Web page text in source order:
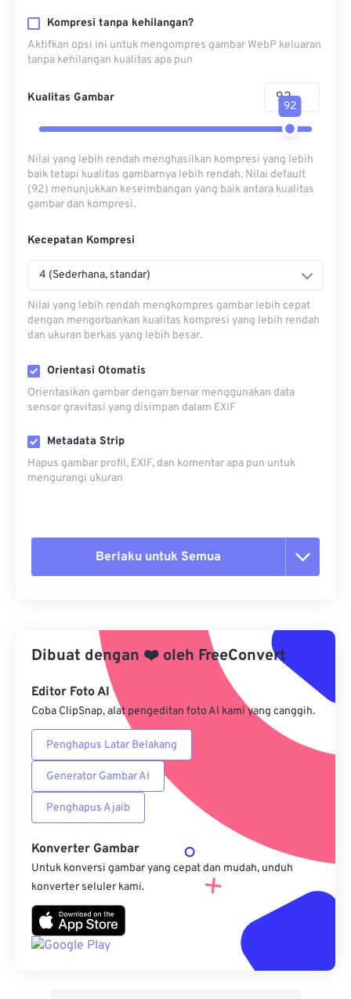
Kompresi tanpa kehilangan?
Aktifkan opsi ini untuk mengompres gambar WebP keluaran
tanpa kehilangan kualitas apa pun
Kualitas Gambar
92
Nilai yang lebih rendah menghasilkan kompresi yang lebih
baik tetapi kualitas gambarnya lebih rendah. Nilai default
(92) menunjukkan keseimbangan yang baik antara kualitas
gambar dan kompresi.
Kecepatan Kompresi
4 (Sederhana, standar)
Nilai yang lebih rendah mengkompres gambar lebih cepat
dengan mengorbankan kualitas kompresi yang lebih rendah
dan ukuran berkas yang lebih besar.
Orientasi Otomatis
Orientasikan gambar dengan benar menggunakan data
sensor gravitasi yang disimpan dalam EXIF
Metadata Strip
Hapus gambar profil, EXIF, dan komentar apa pun untuk
mengurangi ukuran
Berlaku untuk Semua
Terapkan dari Preset
Simpan sebagai Preset
Dibuat dengan ❤️ oleh FreeConvert
Editor Foto AI
Coba ClipSnap, alat pengeditan foto AI kami yang canggih.
Penghapus Latar Belakang
Generator Gambar AI
Penghapus Ajaib
Konverter Gambar
Untuk konversi gambar yang cepat dan mudah, unduh
konverter seluler kami.